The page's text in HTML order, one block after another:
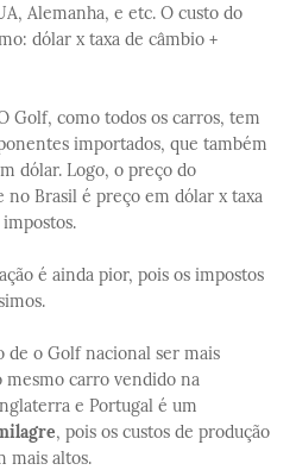
Alemanha, e etc. O custo do
dólar x taxa de câmbio +
Golf, como todos os carros, tem
importados, que também
dólar. Logo, o preço do
no Brasil é preço em dólar x taxa
é ainda pior, pois os impostos
de o Golf nacional ser mais
mesmo carro vendido na
e Portugal é um
, pois os custos de produção
mais altos.